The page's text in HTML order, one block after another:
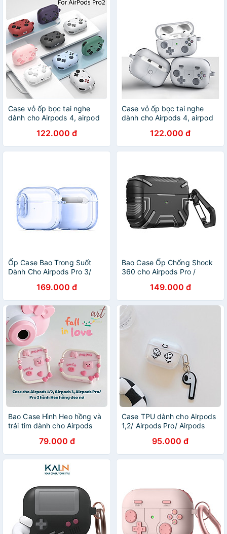
Case vỏ ốp bọc tai nghe
dành cho Airpods 4, airpod
loại - HÀNG CHÍNH HÃNG
122.000 đ
Case vỏ ốp bọc tai nghe
dành cho Airpods 4, airpod
loại - HÀNG CHÍNH HÃNG
122.000 đ
Ốp Case Bao Trong Suốt
Dành Cho Airpods Pro 3/
Airpods Pro 2/ Airpods Pro,
Khoá An Toàn, Chống Sốc,
Dux Ducis PECL
Series_Hàng Chính Hãng
169.000 đ
Bao Case Ốp Chống Shock
360 cho Airpods Pro /
Hàng Chính Hãng
149.000 đ
Bao Case Hình Heo hồng và
trái tim dành cho Airpods
2/ Airpods 3_ Hàng chính
hãng
79.000 đ
Case TPU dành cho Airpods
1,2/ Airpods Pro/ Airpods
Nghe Kèm Khóa Treo_ Hàng
Chính Hãng
95.000 đ